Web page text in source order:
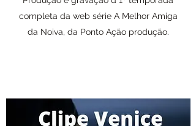
completa da web série A Melhor Amiga
da Noiva, da Ponto Ação produção.